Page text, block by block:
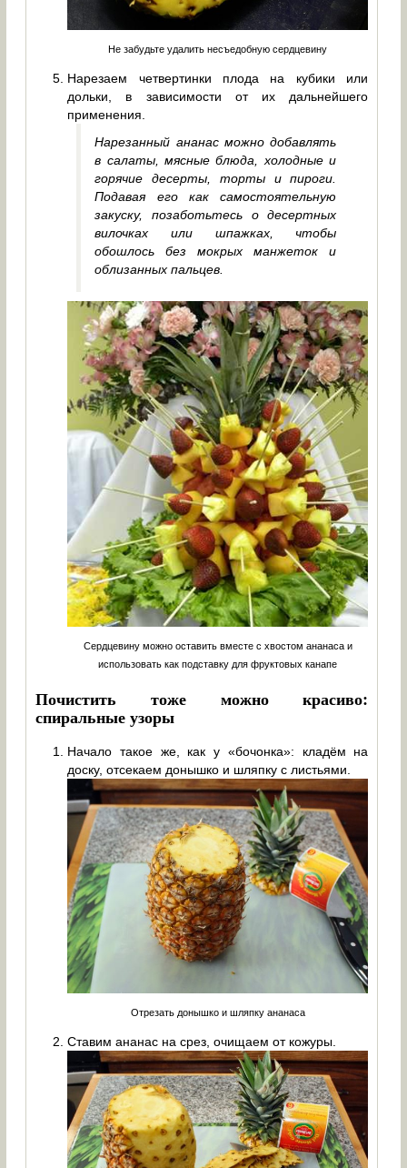
Не забудьте удалить несъедобную сердцевину
Нарезаем четвертинки плода на кубики или
дольки, в зависимости от их дальнейшего
применения.
Нарезанный ананас можно добавлять
в салаты, мясные блюда, холодные и
горячие десерты, торты и пироги.
Подавая его как самостоятельную
закуску, позаботьтесь о десертных
вилочках или шпажках, чтобы
обошлось без мокрых манжеток и
облизанных пальцев.
Сердцевину можно оставить вместе с хвостом ананаса и
использовать как подставку для фруктовых канапе
Почистить тоже можно красиво:
спиральные узоры
Начало такое же, как у «бочонка»: кладём на
доску, отсекаем донышко и шляпку с листьями.
Отрезать донышко и шляпку ананаса
Ставим ананас на срез, очищаем от кожуры.